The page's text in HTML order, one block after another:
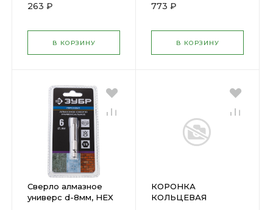
29мм( 16579 )
263 ₽
В КОРЗИНУ
773 ₽
В КОРЗИНУ
Сверло алмазное
универс d-8мм, HEX
КОРОНКА
КОЛЬЦЕВАЯ